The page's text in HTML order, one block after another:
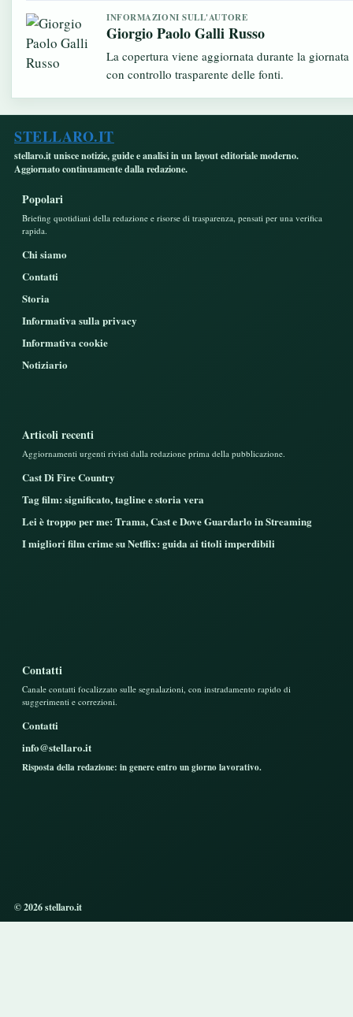
INFORMAZIONI SULL'AUTORE
Giorgio Paolo Galli Russo
La copertura viene aggiornata durante la giornata
con controllo trasparente delle fonti.
STELLARO.IT
stellaro.it unisce notizie, guide e analisi in un layout editoriale moderno.
Aggiornato continuamente dalla redazione.
Popolari
Briefing quotidiani della redazione e risorse di trasparenza, pensati per una verifica
rapida.
Chi siamo
Contatti
Storia
Informativa sulla privacy
Informativa cookie
Notiziario
Articoli recenti
Aggiornamenti urgenti rivisti dalla redazione prima della pubblicazione.
Cast Di Fire Country
Tag film: significato, tagline e storia vera
Lei è troppo per me: Trama, Cast e Dove Guardarlo in Streaming
I migliori film crime su Netflix: guida ai titoli imperdibili
Contatti
Canale contatti focalizzato sulle segnalazioni, con instradamento rapido di
suggerimenti e correzioni.
Contatti
info@stellaro.it
Risposta della redazione: in genere entro un giorno lavorativo.
© 2026 stellaro.it